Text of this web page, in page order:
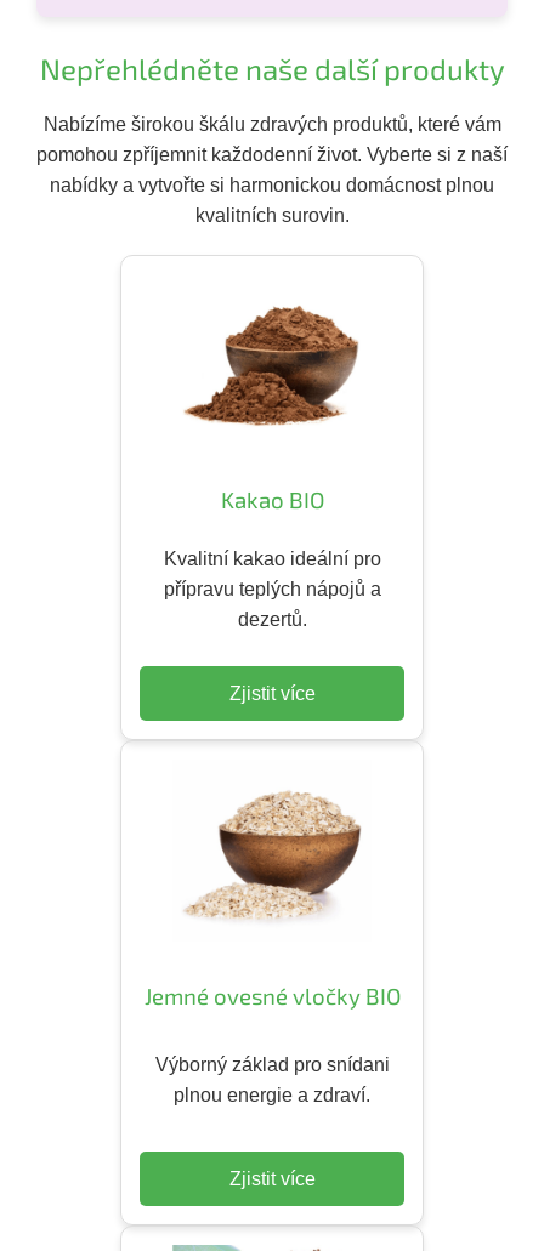
Nepřehlédněte naše další produkty
Nabízíme širokou škálu zdravých produktů, které vám
pomohou zpříjemnit každodenní život. Vyberte si z naší
nabídky a vytvořte si harmonickou domácnost plnou
kvalitních surovin.
Kakao BIO
Kvalitní kakao ideální pro
přípravu teplých nápojů a
dezertů.
Zjistit více
Jemné ovesné vločky BIO
Výborný základ pro snídani
plnou energie a zdraví.
Zjistit více